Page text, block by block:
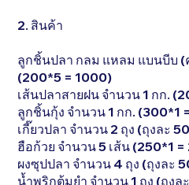
2. สินค้า
ลูกชิ้นปลา กลม แหลม แบนบีบ (
(200*5 = 1000)
เส้นปลาสายฝน จำนวน 1 กก.
ลูกชิ้นกุ้ง จำนวน 1 กก. (300*1
เกี๊ยวปลา จำนวน 2 ถุง (ถุงละ
ฮือก้วย จำนวน 5 เส้น (250*1
ผงซุปปลา จำนวน 4 ถุง (ถุงละ
น้ำพริกต้มยำ จำนวน 1 ถุง (ถุงล